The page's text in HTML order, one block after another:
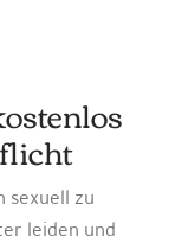
sexuell zu
leiden und